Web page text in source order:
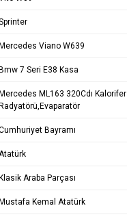
Mercedes Viano W639
Bmw 7 Seri E38 Kasa
Mercedes ML163 320Cdı Kalorifer
Radyatörü,Evaparatör
Bayramı
Klasik Araba Parçası
Mustafa Kemal Atatürk